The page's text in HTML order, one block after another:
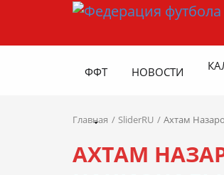
ФФТ НОВОСТИ
Главная SliderRU Ахтам
АХТАМ